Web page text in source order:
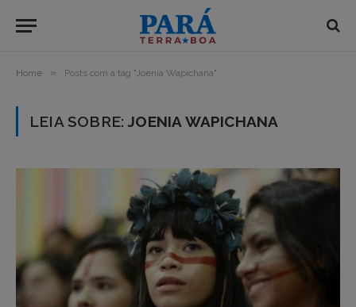
Home » Posts com a tag "Joenia Wapichana"
LEIA SOBRE:JOENIA WAPICHANA